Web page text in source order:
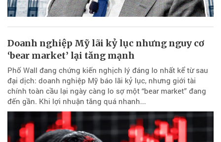
Doanh nghiệp Mỹ lãi kỷ lục nhưng nguy cơ
‘bear market’ lại tăng mạnh
Phố Wall đang chứng kiến nghịch lý đáng lo nhất kể từ sau
đại dịch: doanh nghiệp Mỹ báo lãi kỷ lục, nhưng giới tài
chính toàn cầu lại ngày càng lo sợ một “bear market” đang
đến gần. Khi lợi nhuận tăng quá nhanh...